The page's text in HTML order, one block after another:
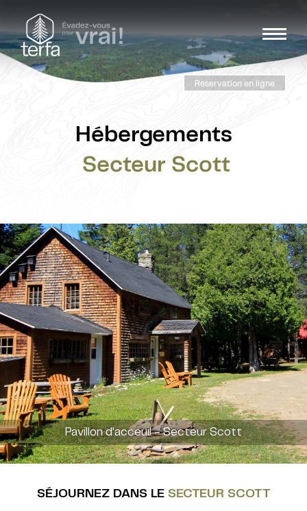
Réservation en ligne
Hébergements
Secteur Scott
Pavillon d'acceuil - Secteur Scott
SÉJOURNEZ DANS LE SECTEUR SCOTT